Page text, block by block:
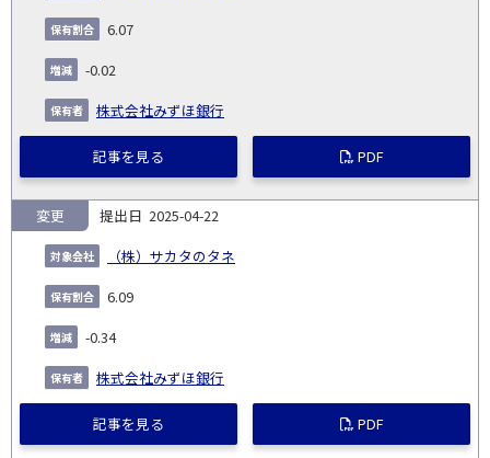
6.07
-0.02
株式会社みずほ銀行
記事を見る PDF
2025-04-22
（株）サカタのタネ
変更
6.09
-0.34
株式会社みずほ銀行
記事を見る PDF